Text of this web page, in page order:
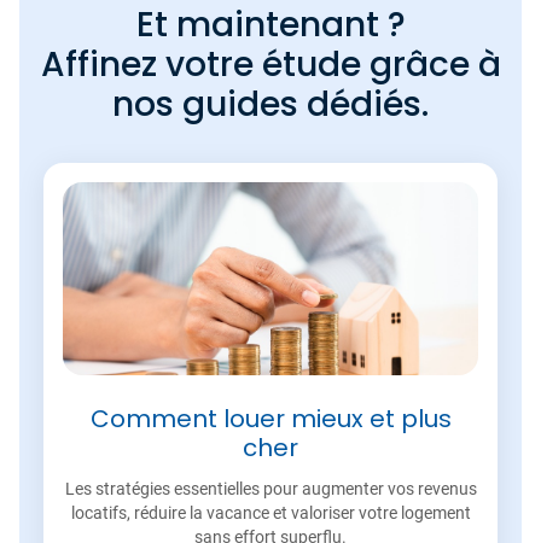
Et maintenant ?
Affinez votre étude grâce à
nos guides dédiés.
Comment louer mieux et plus
cher
Les stratégies essentielles pour augmenter vos revenus
locatifs, réduire la vacance et valoriser votre logement
sans effort superflu.